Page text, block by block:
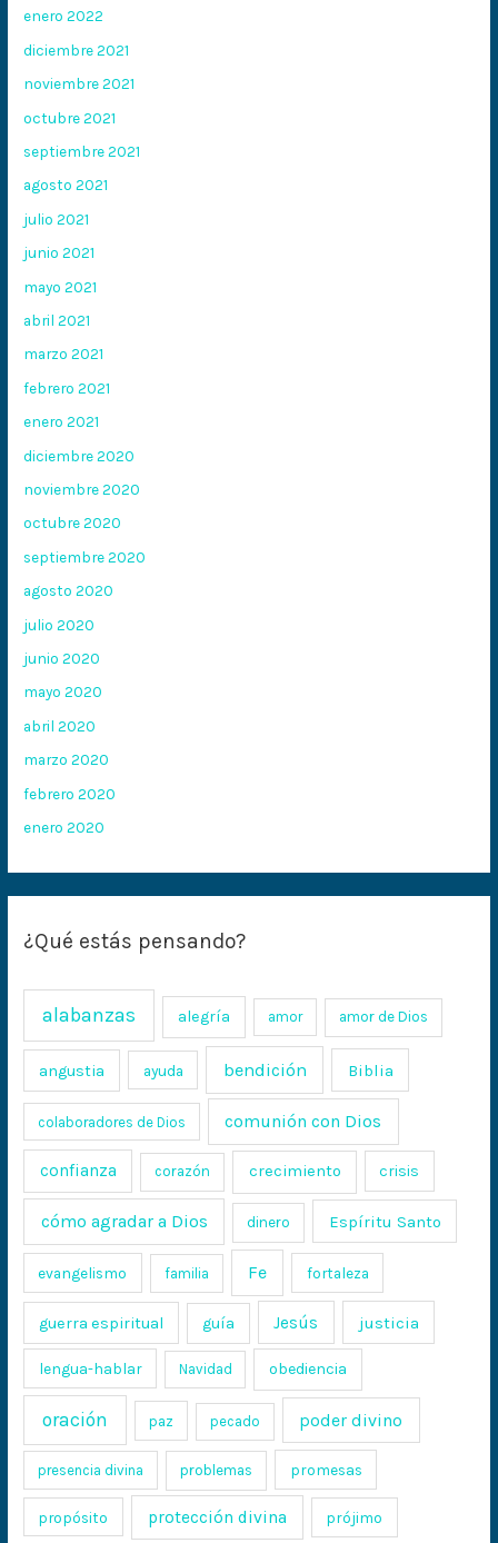
enero 2022
diciembre 2021
noviembre 2021
octubre 2021
septiembre 2021
agosto 2021
julio 2021
junio 2021
mayo 2021
abril 2021
marzo 2021
febrero 2021
enero 2021
diciembre 2020
noviembre 2020
octubre 2020
septiembre 2020
agosto 2020
julio 2020
junio 2020
mayo 2020
abril 2020
marzo 2020
febrero 2020
enero 2020
¿Qué estás pensando?
alabanzas alegría amor amor de Dios
angustia ayuda bendición Biblia
colaboradores de Dios comunión con Dios
confianza corazón crecimiento crisis
cómo agradar a Dios dinero Espíritu Santo
evangelismo familia Fe fortaleza
guerra espiritual guía Jesús justicia
lengua-hablar Navidad obediencia
oración paz pecado poder divino
presencia divina problemas promesas
propósito protección divina prójimo